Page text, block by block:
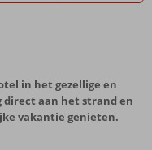
in het gezellige en
direct aan het strand en
vakantie genieten.